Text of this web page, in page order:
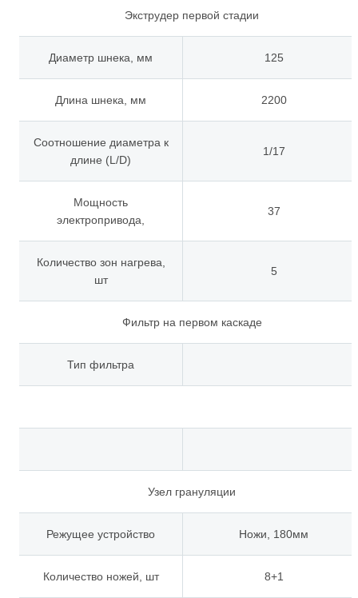
Экструдер первой стадии
Диаметр шнека, мм 125
Длина шнека, мм 2200
Соотношение диаметра к
длине (L/D)
1/17
Мощность
электропривода,
37
Количество зон нагрева,
шт
5
Фильтр на первом каскаде
Тип фильтра
Узел грануляции
Режущее устройство Ножи, 180мм
Количество ножей, шт 8+1